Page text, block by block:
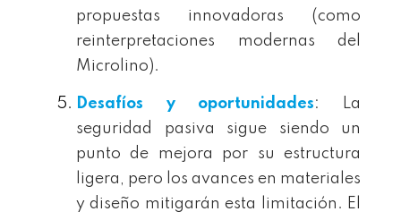
propuestas innovadoras (como
reinterpretaciones modernas del
Microlino).
Desafíos y oportunidades: La
seguridad pasiva sigue siendo un
punto de mejora por su estructura
ligera, pero los avances en materiales
y diseño mitigarán esta limitación. El